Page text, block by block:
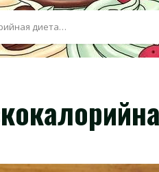
диета…